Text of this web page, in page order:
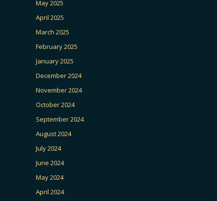
May 2025
April 2025
March 2025
February 2025
January 2025
December 2024
November 2024
October 2024
September 2024
August 2024
July 2024
June 2024
May 2024
April 2024